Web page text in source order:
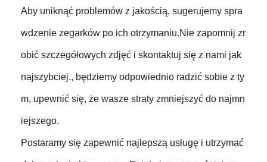
Aby uniknąć problemów z jakością, sugerujemy spra
wdzenie zegarków po ich otrzymaniu.Nie zapomnij zr
obić szczegółowych zdjęć i skontaktuj się z nami jak
najszybciej., będziemy odpowiednio radzić sobie z ty
m, upewnić się, że wasze straty zmniejszyć do najmn
iejszego.
Postaramy się zapewnić najlepszą usługę i utrzymać